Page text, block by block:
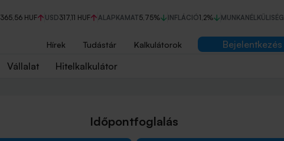
365,56 HUF USD317,11 HUF ALAPKAMAT5,75% INFLÁCIÓ1,2% MUNKANÉLKÜLISÉG
Hírek Tudástár Kalkulátorok
Bejelentkezés
Vállalat Hitelkalkulátor
Időpontfoglalás